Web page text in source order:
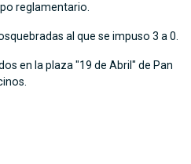
reglamentario.
al que se impuso 3 a 0.
en la plaza "19 de Abril" de Pan